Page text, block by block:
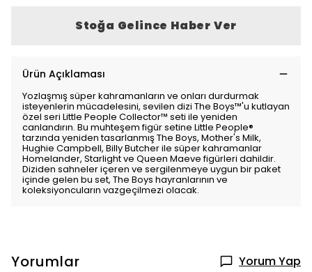
Stoğa Gelince Haber Ver
Ürün Açıklaması
Yozlaşmış süper kahramanların ve onları durdurmak
isteyenlerin mücadelesini, sevilen dizi The Boys™'u kutlayan
özel seri Little People Collector™ seti ile yeniden
canlandırın. Bu muhteşem figür setine Little People®
tarzında yeniden tasarlanmış The Boys, Mother's Milk,
Hughie Campbell, Billy Butcher ile süper kahramanlar
Homelander, Starlight ve Queen Maeve figürleri dahildir.
Diziden sahneler içeren ve sergilenmeye uygun bir paket
içinde gelen bu set, The Boys hayranlarının ve
koleksiyoncuların vazgeçilmezi olacak.
Yorumlar Yorum Yap